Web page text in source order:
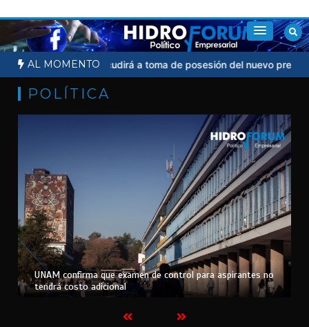
al
contenido
AL MOMENTO
no acudirá a toma de posesión del nuevo presidente de
POLÍTICA
UNAM confirma que examen de control para aspirantes no
tendrá costo adicional